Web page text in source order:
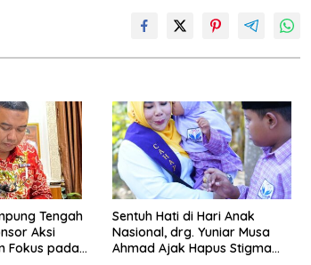
Tengah
Aksi
Fokus pada
Sentuh Hati di Hari Anak
Nasional, drg. Yuniar Musa
Ahmad Ajak Hapus Stigma